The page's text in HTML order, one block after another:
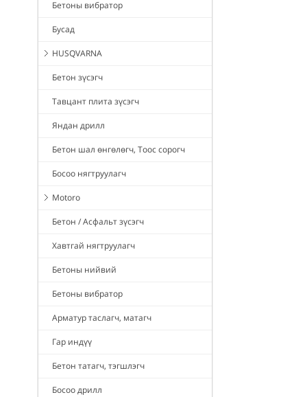
Бетоны вибратор
Бусад
HUSQVARNA
Бетон зүсэгч
Тавцант плита зүсэгч
Яндан дрилл
Бетон шал өнгөлөгч, Тоос сорогч
Босоо нягтруулагч
Motoro
Бетон / Асфальт зүсэгч
Хавтгай нягтруулагч
Бетоны нийвий
Бетоны вибратор
Арматур таслагч, матагч
Гар индүү
Бетон татагч, тэгшлэгч
Босоо дрилл